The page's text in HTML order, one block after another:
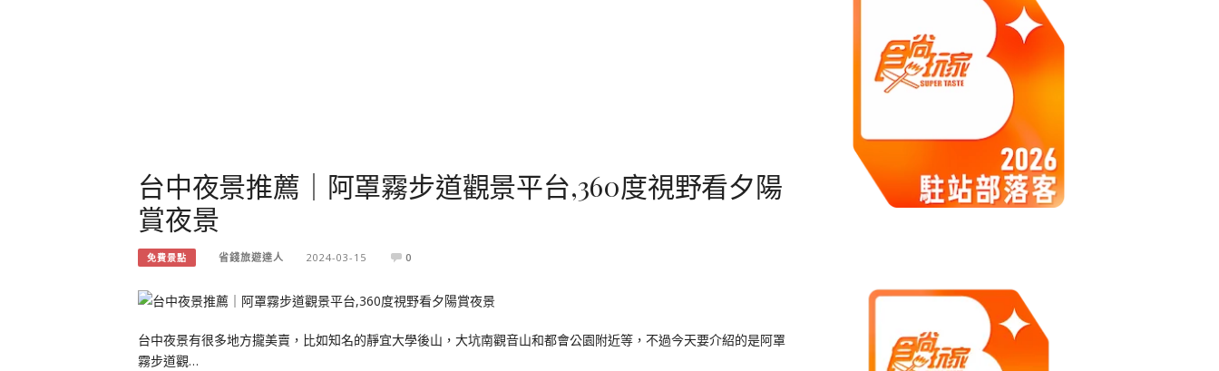
台中夜景推薦｜阿罩霧步道觀景平台,360度視野看夕陽
賞夜景
免費景點 省錢旅遊達人 2024-03-15 0
台中夜景有很多地方攏美賣，比如知名的靜宜大學後山，大坑南觀音山和都會公園附近等，不過今天要介紹的是阿罩
霧步道觀…